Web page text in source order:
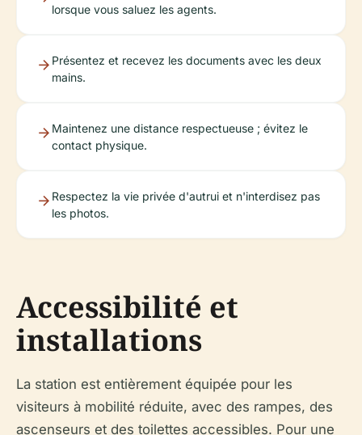
lorsque vous saluez les agents.
Présentez et recevez les documents avec les deux
mains.
Maintenez une distance respectueuse ; évitez le
contact physique.
Respectez la vie privée d'autrui et n'interdisez pas
les photos.
Accessibilité et
installations
La station est entièrement équipée pour les
visiteurs à mobilité réduite, avec des rampes, des
ascenseurs et des toilettes accessibles. Pour une